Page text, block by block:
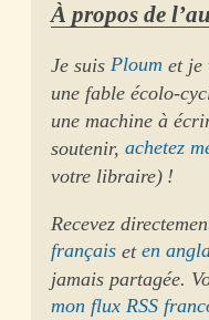
À propos de
Je suisPloum et je
une fable écolo-
une machine à
soutenir,achetez
votre libraire) !
Recevez
français eten
jamais partagée.
mon flux RSS